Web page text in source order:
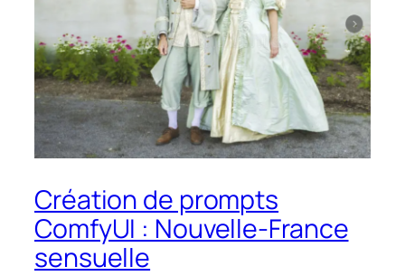
Création de prompts
ComfyUI : Nouvelle-France
sensuelle